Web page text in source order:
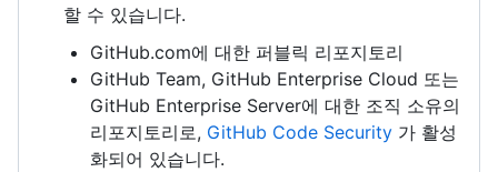
할 수 있습니다.
GitHub.com에 대한 퍼블릭 리포지토리
GitHub Team, GitHub Enterprise Cloud 또는
GitHub Enterprise Server에 대한 조직 소유의
리포지토리로, GitHub Code Security 가 활성
화되어 있습니다.